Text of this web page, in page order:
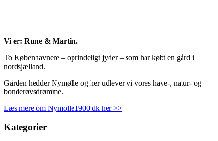
Vi er: Rune & Martin.
To Københavnere – oprindeligt jyder – som har købt en gård i
nordsjælland.
Gården hedder Nymølle og her udlever vi vores have-, natur- og
bonderøvsdrømme.
Læs mere om Nymolle1900.dk her >>
Kategorier